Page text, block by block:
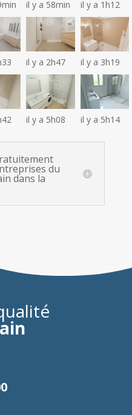
il y a 58min il y a 1h12
il y a 2h47 il y a 3h19
il y a 5h08 il y a 5h14
du
dans la